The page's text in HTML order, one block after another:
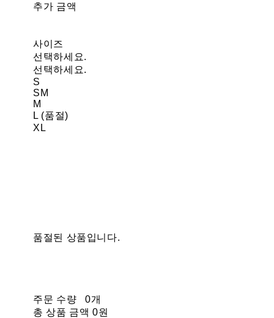
추가 금액
사이즈
선택하세요.
선택하세요.
S
SM
M
L (품절)
XL
품절된 상품입니다.
주문 수량
0개
총 상품 금액 0원